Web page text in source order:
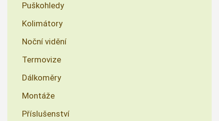
Puškohledy
Kolimátory
Noční vidění
Termovize
Dálkoměry
Montáže
Příslušenství